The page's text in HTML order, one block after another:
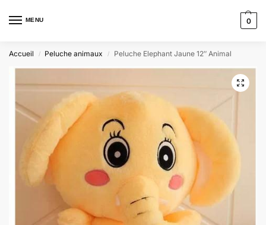
MENU 0
Accueil / Peluche animaux / Peluche Elephant Jaune 12″ Animal